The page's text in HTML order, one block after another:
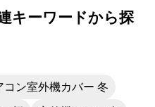
キーワードから探
コン室外機カバー 冬